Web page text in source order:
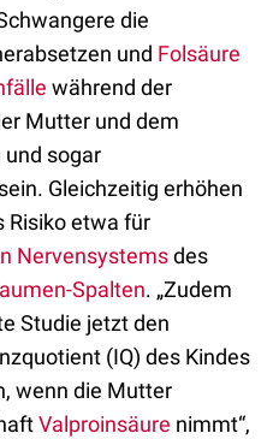
die
und Folsäure
während der
Mutter und dem
und sogar
Gleichzeitig erhöhen
Risiko etwa für
Nervensystemsdes
Spalten. „Zudem
Studie jetzt den
(IQ) des Kindes
wenn die Mutter
Valproinsäure nimmt“,